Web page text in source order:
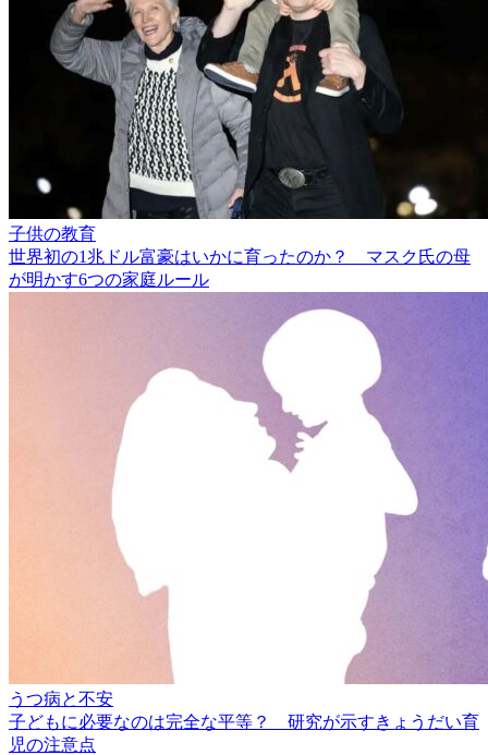
子供の教育
世界初の1兆ドル富豪はいかに育ったのか？ マスク氏の母
が明かす6つの家庭ルール
うつ病と不安
子どもに必要なのは完全な平等？ 研究が示すきょうだい育
児の注意点